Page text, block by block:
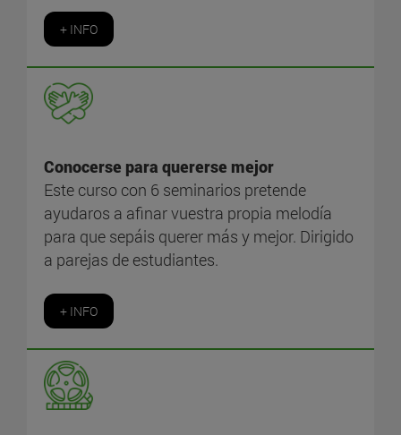
+ INFO
Conocerse para quererse mejor
Este curso con 6 seminarios pretende
ayudaros a afinar vuestra propia melodía
para que sepáis querer más y mejor. Dirigido
a parejas de estudiantes.
+ INFO